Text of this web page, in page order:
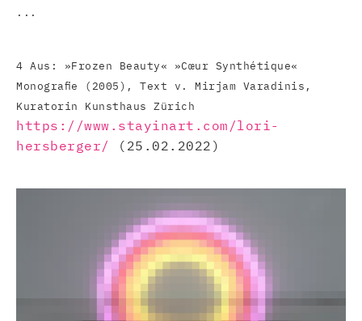
...
4 Aus: »Frozen Beauty« »Cœur Synthétique«
Monograﬁe (2005), Text v. Mirjam Varadinis,
Kuratorin Kunsthaus Zürich
https://www.stayinart.com/lori-
hersberger/
(25.02.2022)